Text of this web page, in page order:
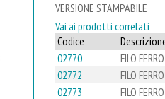
VERSIONE STAMPABILE
Vai ai prodotti correlati
Codice
02770
FILO
02772
FILO
02773
FILO